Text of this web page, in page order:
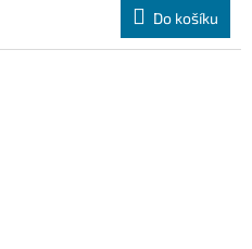
Do košíku